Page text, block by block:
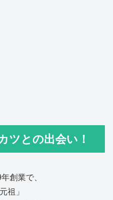
ツとの出会い！
創業で、
祖」